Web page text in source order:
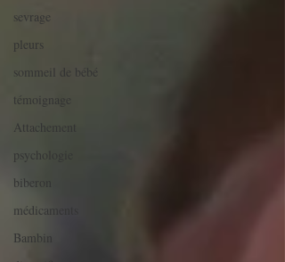
sevrage
pleurs
sommeil de bébé
témoignage
Attachement
psychologie
biberon
médicaments
Bambin